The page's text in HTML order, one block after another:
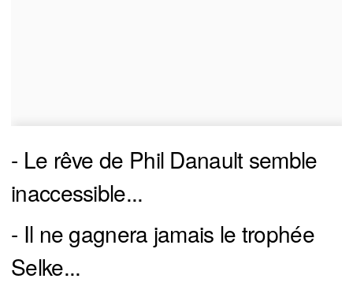
- Le rêve de Phil Danault semble
inaccessible...
- Il ne gagnera jamais le trophée
Selke...